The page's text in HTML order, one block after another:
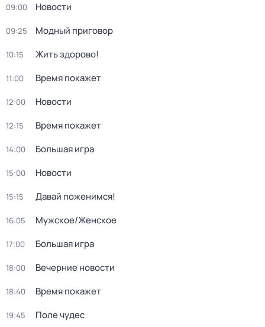
09:00 Новости
09:25 Модный приговор
10:15 Жить здорово!
11:00 Время покажет
12:00 Новости
12:15 Время покажет
14:00 Большая игра
15:00 Новости
15:15 Давай поженимся!
16:05 Мужское/Женское
17:00 Большая игра
18:00 Вечерние новости
18:40 Время покажет
19:45 Поле чудес